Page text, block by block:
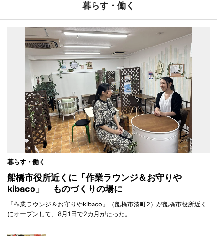
暮らす・働く
暮らす・働く
船橋市役所近くに「作業ラウンジ＆お守りや
kibaco」 ものづくりの場に
「作業ラウンジ＆お守りやkibaco」（船橋市湊町2）が船橋市役所近く
にオープンして、8月1日で2カ月がたった。